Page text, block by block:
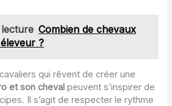
Combien de chevaux
?
qui rêvent de créer une
et son cheval peuvent s’inspirer de
Il s’agit de respecter le rythme